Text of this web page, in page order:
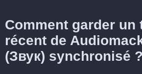
Comment garder un
récent de
(Звук) synchronisé ?